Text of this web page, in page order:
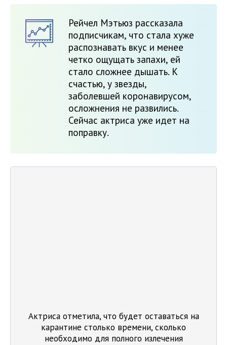
Рейчел Мэтьюз рассказала
подписчикам, что стала хуже
распознавать вкус и менее
четко ощущать запахи, ей
стало сложнее дышать. К
счастью, у звезды,
заболевшей коронавирусом,
осложнения не развились.
Сейчас актриса уже идет на
поправку.
Актриса отметила, что будет оставаться на
карантине столько времени, сколько
необходимо для полного излечения